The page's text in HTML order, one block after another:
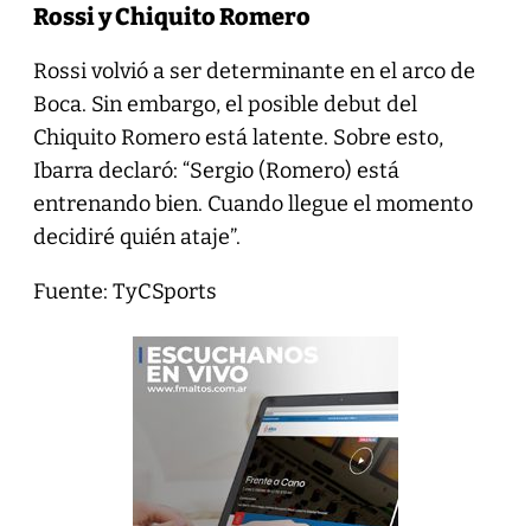
Rossi y Chiquito Romero
Rossi volvió a ser determinante en el arco de
Boca. Sin embargo, el posible debut del
Chiquito Romero está latente. Sobre esto,
Ibarra declaró: “Sergio (Romero) está
entrenando bien. Cuando llegue el momento
decidiré quién ataje”.
Fuente: TyCSports